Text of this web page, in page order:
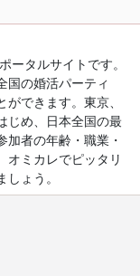
ータルサイトです。
国の婚活パーティ
できます。東京、
じめ、日本全国の最
加者の年齢・職業・
オミカレでピッタリ
ょう。